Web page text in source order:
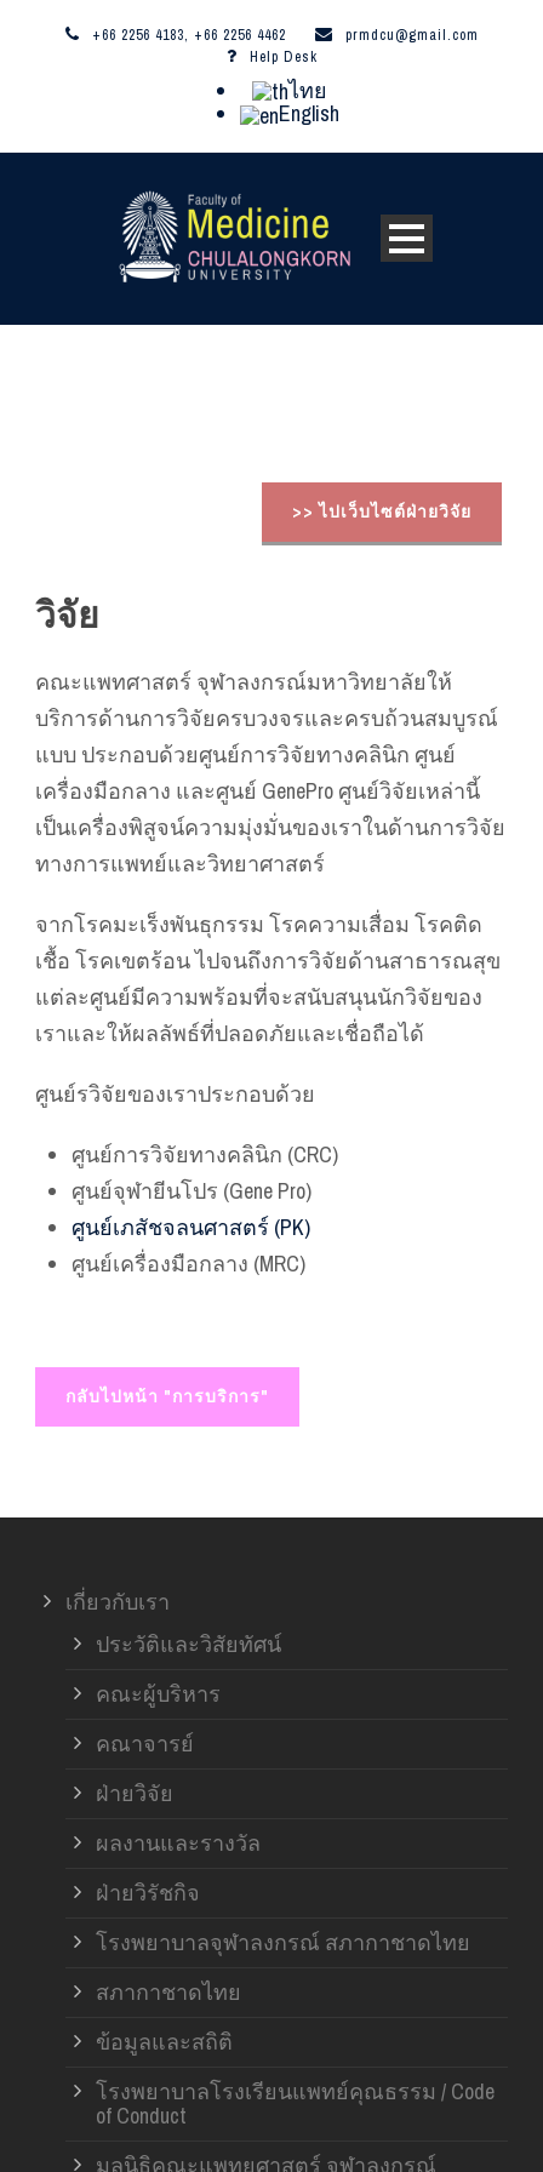
+66 2256 4183, +66 2256 4462
prmdcu@gmail.com
Help Desk
ไทย
English
>> ไปเว็บไซต์ฝ่ายวิจัย
วิจัย
คณะแพทศาสตร์ จุฬาลงกรณ์มหาวิทยาลัยให้
บริการด้านการวิจัยครบวงจรและครบถ้วนสมบูรณ์
แบบ ประกอบด้วยศูนย์การวิจัยทางคลินิก ศูนย์
เครื่องมือกลาง และศูนย์ GenePro ศูนย์วิจัยเหล่านี้
เป็นเครื่องพิสูจน์ความมุ่งมั่นของเราในด้านการวิจัย
ทางการแพทย์และวิทยาศาสตร์
จากโรคมะเร็งพันธุกรรม โรคความเสื่อม โรคติด
เชื้อ โรคเขตร้อน ไปจนถึงการวิจัยด้านสาธารณสุข
แต่ละศูนย์มีความพร้อมที่จะสนับสนุนนักวิจัยของ
เราและให้ผลลัพธ์ที่ปลอดภัยและเชื่อถือได้
ศูนย์รวิจัยของเราประกอบด้วย
ศูนย์การวิจัยทางคลินิก (CRC)
ศูนย์จุฬายีนโปร (Gene Pro)
ศูนย์เภสัชจลนศาสตร์ (PK)
ศูนย์เครื่องมือกลาง (MRC)
กลับไปหน้า "การบริการ"
เกี่ยวกับเรา
ประวัติและวิสัยทัศน์
คณะผู้บริหาร
คณาจารย์
ฝ่ายวิจัย
ผลงานและรางวัล
ฝ่ายวิรัชกิจ
โรงพยาบาลจุฬาลงกรณ์ สภากาชาดไทย
สภากาชาดไทย
ข้อมูลและสถิติ
โรงพยาบาลโรงเรียนแพทย์คุณธรรม / Code
of Conduct
มูลนิธิคณะแพทยศาสตร์ จุฬาลงกรณ์